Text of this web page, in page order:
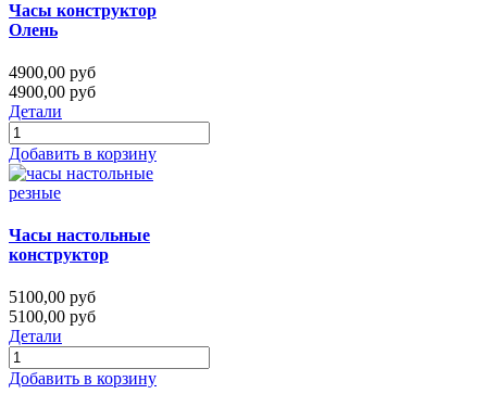
Часы конструктор
Олень
4900,00 руб
4900,00 руб
Детали
Добавить в корзину
Часы настольные
конструктор
5100,00 руб
5100,00 руб
Детали
Добавить в корзину